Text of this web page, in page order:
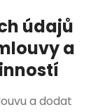
údajů
a
a dodat